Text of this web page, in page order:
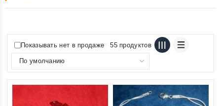
Показывать нет в продаже 55 продуктов